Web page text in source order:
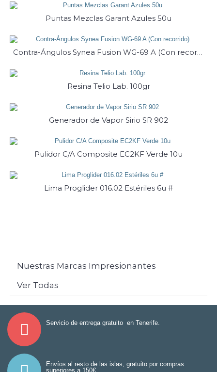
Puntas Mezclas Garant Azules 50u
Contra-Ángulos Synea Fusion WG-69 A (Con recorrido)
Resina Telio Lab. 100gr
Generador de Vapor Sirio SR 902
Pulidor C/A Composite EC2KF Verde 10u
Lima Proglider 016.02 Estériles 6u #
Nuestras Marcas Impresionantes
Ver Todas
Servicio de entrega gratuito en Tenerife.
Envíos al resto de las islas, gratuito por compras
superiores a 150€